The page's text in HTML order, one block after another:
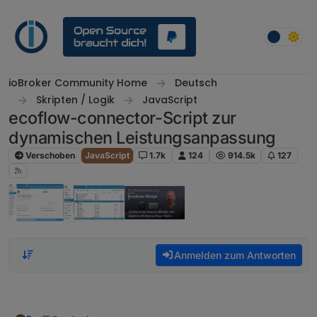
ioBroker Community Home
Deutsch
Skripten / Logik
JavaScript
ecoflow-connector-Script zur
dynamischen Leistungsanpassung
Verschoben JavaScript 1.7k 124 914.5k 127
Anmelden zum Antworten